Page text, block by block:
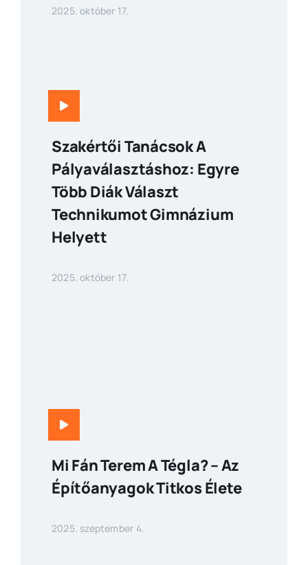
2025. október 17.
Szakértői Tanácsok A
Pályaválasztáshoz: Egyre
Több Diák Választ
Technikumot Gimnázium
Helyett
2025. október 17.
Mi Fán Terem A Tégla? – Az
Építőanyagok Titkos Élete
2025. szeptember 4.